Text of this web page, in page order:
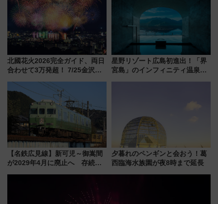
り方は？
北國花火2026完全ガイド、両日
合わせて3万発超！ 7/25金沢大
会の日程・アクセス・観覧席ま
とめ（石川県）
星野リゾート広島初進出！「界
宮島」のインフィニティ温泉と
【名鉄広見線】新可児～御嵩間
が2029年4月に廃止へ 存続協
夕暮れのペンギンと会おう！葛
西臨海水族園が夜8時まで延長